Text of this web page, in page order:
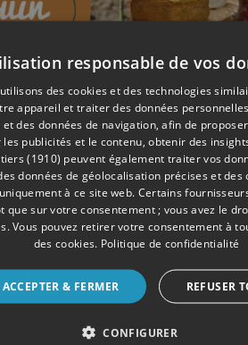
4/j-5-avant-notre-fete-des-
responsable de vos
des cookies et des technologies
appareil et traiter des données
des données de navigation, afin de
publicités et le contenu, obtenir des
(1910) peuvent également traiter vos
données de géolocalisation précises et des
à ce site web. Certains
sur votre consentement ; vous avez le
. Vous pouvez retirer votre consentement à
des cookies. Politique de confidentialité
ACCEPTER & FERMER REFUSER
CONFIGURER